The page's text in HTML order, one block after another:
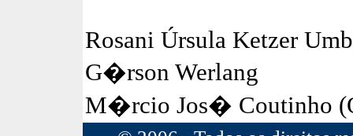
Rosani Úrsula Ketzer
G�rson Werlang
M�rcio Jos� Coutinho